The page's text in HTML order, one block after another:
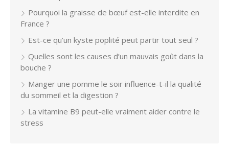
Pourquoi la graisse de bœuf est-elle interdite en
France ?
Est-ce qu’un kyste poplité peut partir tout seul ?
Quelles sont les causes d’un mauvais goût dans la
bouche ?
Manger une pomme le soir influence-t-il la qualité
du sommeil et la digestion ?
La vitamine B9 peut-elle vraiment aider contre le
stress